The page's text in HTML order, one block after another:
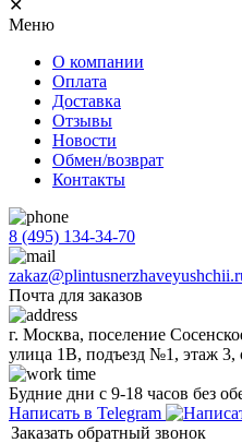
✕
Меню
О компании
Оплата
Доставка
Отзывы
Новости
Обмен/возврат
Контакты
8 (495) 134-34-70
Почта для заказов
г. Москва, поселение
улица 1В, подъезд №1, этаж 3,
Будние дни с 9-18 часов без
Написать в Telegram
Заказать обратный звонок